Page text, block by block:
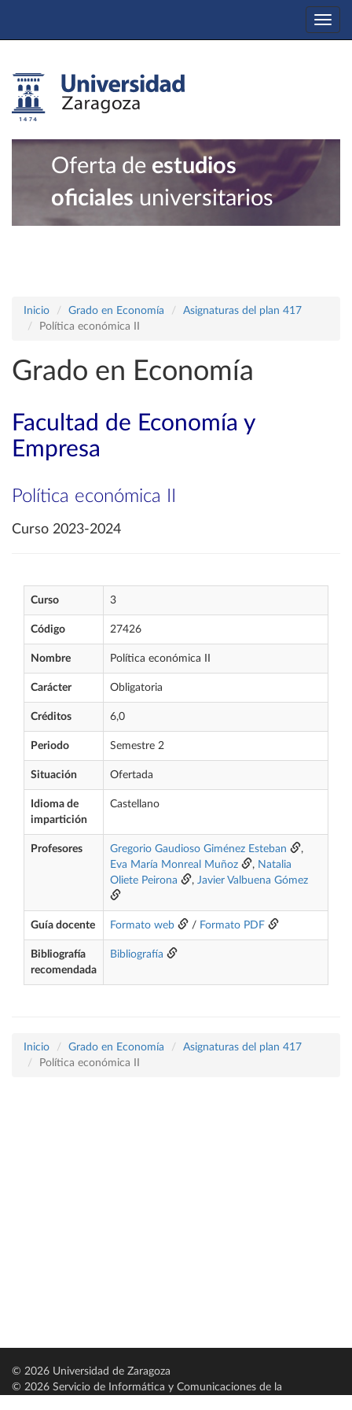
Oferta de estudios
oficiales universitarios
Inicio Grado en Economía
Asignaturas del plan 417
Política económica II
Grado en Economía
Facultad de Economía y
Empresa
Política económica II
Curso 2023-2024
Curso 3
Código 27426
Nombre Política económica II
Carácter Obligatoria
Créditos 6,0
Periodo Semestre 2
Situación Ofertada
Idioma de
impartición
Castellano
Profesores Gregorio Gaudioso Giménez Esteban
,
Eva María Monreal Muñoz
, Natalia
Oliete Peirona
, Javier Valbuena Gómez
Guía docente Formato web / Formato PDF
Bibliografía
recomendada
Bibliografía
Inicio Grado en Economía
Asignaturas del plan 417
Política económica II
© 2026 Universidad de Zaragoza
© 2026 Servicio de Informática y Comunicaciones de la